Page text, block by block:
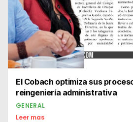
El Cobach optimiza sus
reingeniería administrativa
GENERAL
Leer mas